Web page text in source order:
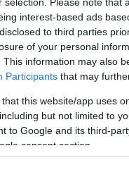
interest-based ads
to third parties
of your personal
This information may also
Participants that may
that this website/app uses
but not limited to
to Google and its third-
consent section.
elmesélni: „A
esszenciája,
az